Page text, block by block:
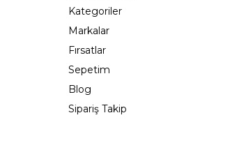
Kategoriler
Markalar
Fırsatlar
Sepetim
Blog
Sipariş Takip